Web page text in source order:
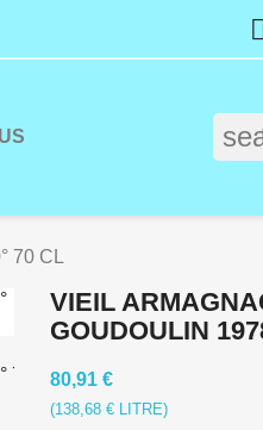
70 CL
VIEIL
GOUDOULIN
80,91 €
(138,68 € LITRE)